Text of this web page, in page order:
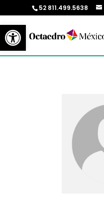
Abrir barra de herramientas
52 811.499.5638